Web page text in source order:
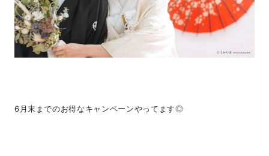
6月末までのお得なキャンペーンやってます◎